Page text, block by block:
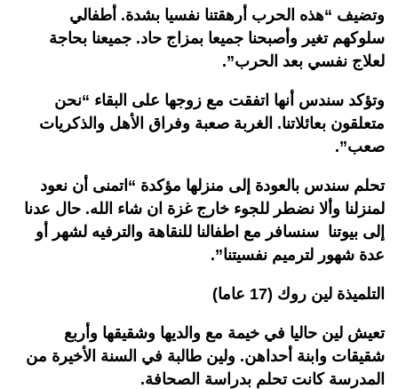
وتضيف “هذه الحرب أرهقتنا نفسيا بشدة. أطفالي
سلوكهم تغير وأصبحنا جميعا بمزاج حاد. جميعنا بحاجة
لعلاج نفسي بعد الحرب”.
وتؤكد سندس أنها اتفقت مع زوجها على البقاء “نحن
متعلقون بعائلاتنا. الغربة صعبة وفراق الأهل والذكريات
صعب”.
تحلم سندس بالعودة إلى منزلها مؤكدة “اتمنى أن نعود
لمنزلنا وألا نضطر للجوء خارج غزة ان شاء الله. حال عدنا
إلى بيوتنا سنسافر مع اطفالنا للنقاهة والترفيه لشهر أو
عدة شهور لترميم نفسيتنا”.
التلميذة لين روك (17 عاما)
تعيش لين حاليا في خيمة مع والديها وشقيقها وأربع
شقيقات وابنة أحداهن. ولين طالبة في السنة الأخيرة من
المدرسة كانت تحلم بدراسة الصحافة.